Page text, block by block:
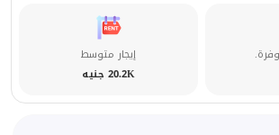
إيجار متوسط
20.2K جنيه